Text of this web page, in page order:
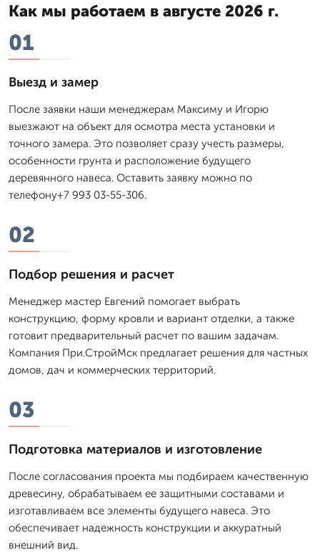
Как мы работаем в августе 2026 г.
01
Выезд и замер
После заявки наши менеджерам Максиму и Игорю
выезжают на объект для осмотра места установки и
точного замера. Это позволяет сразу учесть размеры,
особенности грунта и расположение будущего
деревянного навеса. Оставить заявку можно по
телефону+7 993 03-55-306.
02
Подбор решения и расчет
Менеджер мастер Евгений помогает выбрать
конструкцию, форму кровли и вариант отделки, а также
готовит предварительный расчет по вашим задачам.
Компания При.СтройМск предлагает решения для частных
домов, дач и коммерческих территорий.
03
Подготовка материалов и изготовление
После согласования проекта мы подбираем качественную
древесину, обрабатываем ее защитными составами и
изготавливаем все элементы будущего навеса. Это
обеспечивает надежность конструкции и аккуратный
внешний вид.